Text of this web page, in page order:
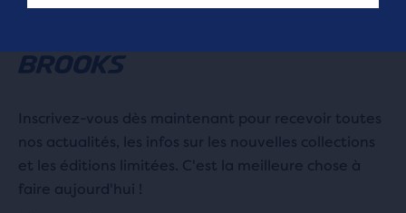
Inscrivez-vous dès maintenant pour recevoir toutes
nos actualités, les infos sur les nouvelles collections
et les éditions limitées. C'est la meilleure chose à
faire aujourd'hui !